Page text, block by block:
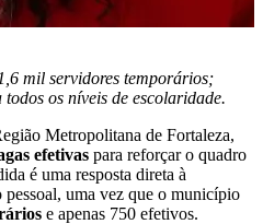
mil servidores temporários;
os níveis de escolaridade.
Metropolitana de Fortaleza,
efetivas para reforçar o quadro
é uma resposta direta à
pessoal, uma vez que o município
e apenas 750 efetivos.